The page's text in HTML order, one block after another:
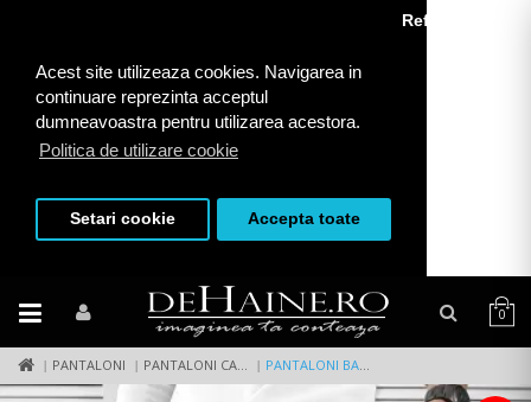
Acest site utilizeaza cookies. Navigarea in
continuare reprezinta acceptul
dumneavoastra pentru utilizarea acestora.
Politica de utilizare cookie
Refuza toate
Setari cookie Accepta toate
0
PANTALONI PANTALONI CASUAL PANTALONI BARBATI CASUAL NEGRI 10056 O2-5.2